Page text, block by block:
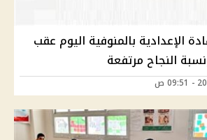
الإعدادية بالمنوفية اليوم عقب
النجاح مرتفعة